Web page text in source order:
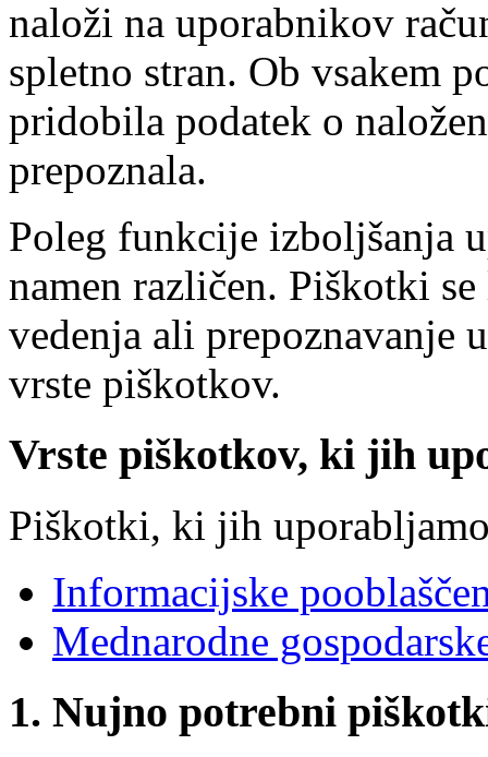
naloži na uporabnikov
spletno stran. Ob vsakem
pridobila podatek o
prepoznala.
Poleg funkcije izboljšanja
namen različen. Piškotki
vedenja ali prepoznavanje
vrste piškotkov.
Vrste piškotkov, ki jih
Piškotki, ki jih
Informacijske
Mednarodne
1. Nujno potrebni